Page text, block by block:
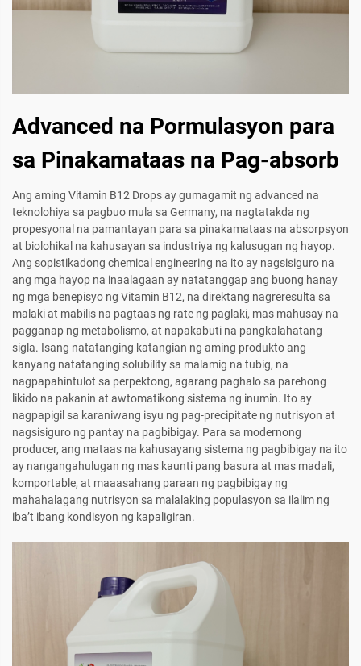
Advanced na Pormulasyon para
sa Pinakamataas na Pag-absorb
Ang aming Vitamin B12 Drops ay gumagamit ng advanced na
teknolohiya sa pagbuo mula sa Germany, na nagtatakda ng
propesyonal na pamantayan para sa pinakamataas na absorpsyon
at biolohikal na kahusayan sa industriya ng kalusugan ng hayop.
Ang sopistikadong chemical engineering na ito ay nagsisiguro na
ang mga hayop na inaalagaan ay natatanggap ang buong hanay
ng mga benepisyo ng Vitamin B12, na direktang nagreresulta sa
malaki at mabilis na pagtaas ng rate ng paglaki, mas mahusay na
pagganap ng metabolismo, at napakabuti na pangkalahatang
sigla. Isang natatanging katangian ng aming produkto ang
kanyang natatanging solubility sa malamig na tubig, na
nagpapahintulot sa perpektong, agarang paghalo sa parehong
likido na pakanin at awtomatikong sistema ng inumin. Ito ay
nagpapigil sa karaniwang isyu ng pag-precipitate ng nutrisyon at
nagsisiguro ng pantay na pagbibigay. Para sa modernong
producer, ang mataas na kahusayang sistema ng pagbibigay na ito
ay nangangahulugan ng mas kaunti pang basura at mas madali,
komportable, at maaasahang paraan ng pagbibigay ng
mahahalagang nutrisyon sa malalaking populasyon sa ilalim ng
iba’t ibang kondisyon ng kapaligiran.